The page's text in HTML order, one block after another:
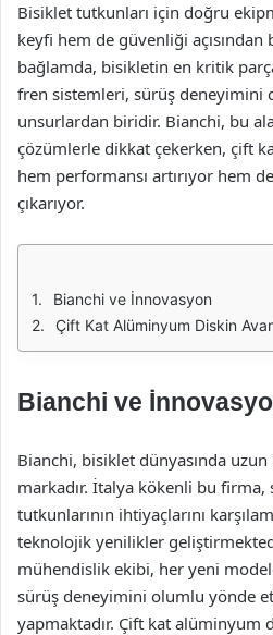
Bisiklet tutkunları için doğru
keyfi hem de güvenliği açısından
bağlamda, bisikletin en kritik
fren sistemleri, sürüş deneyimini
unsurlardan biridir. Bianchi, bu
çözümlerle dikkat çekerken, çift
hem performansı artırıyor hem
çıkarıyor.
Bianchi ve İnnovasyon
Çift Kat Alüminyum Diskin
Bianchi ve
Bianchi, bisiklet dünyasında
markadır. İtalya kökenli bu firma,
tutkunlarının ihtiyaçlarını
teknolojik yenilikler
mühendislik ekibi, her yeni
sürüş deneyimini olumlu yönde
yapmaktadır. Çift kat alüminyum